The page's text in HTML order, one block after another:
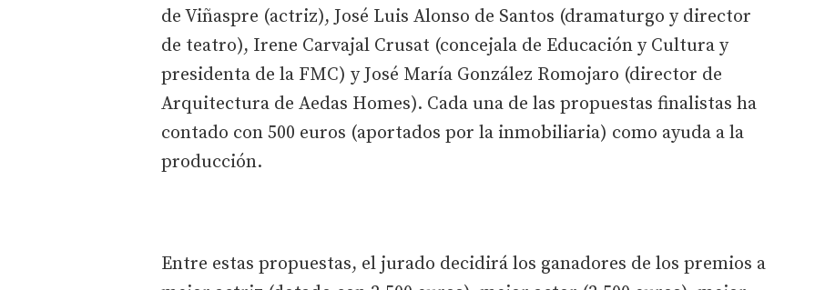
de Viñaspre (actriz), José Luis Alonso de Santos (dramaturgo y director
de teatro), Irene Carvajal Crusat (concejala de Educación y Cultura y
presidenta de la FMC) y José María González Romojaro (director de
Arquitectura de Aedas Homes). Cada una de las propuestas finalistas ha
contado con 500 euros (aportados por la inmobiliaria) como ayuda a la
producción.
Entre estas propuestas, el jurado decidirá los ganadores de los premios a